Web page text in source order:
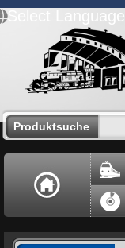
Select Language
Produktsuche